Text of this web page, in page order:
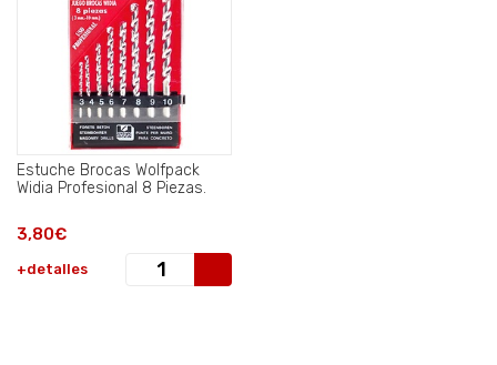
Estuche Brocas Wolfpack
Widia Profesional 8 Piezas.
3,80€
+detalles